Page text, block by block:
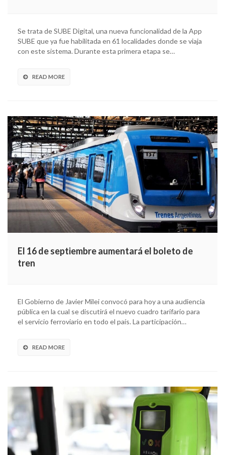
Se trata de SUBE Digital, una nueva funcionalidad de la App
SUBE que ya fue habilitada en 61 localidades donde se viaja
con este sistema. Durante esta primera etapa se…
READ MORE
El 16 de septiembre aumentará el boleto de
tren
El Gobierno de Javier Milei convocó para hoy a una audiencia
pública en la cual se discutirá el nuevo cuadro tarifario para
el servicio ferroviario en todo el país. La participación…
READ MORE